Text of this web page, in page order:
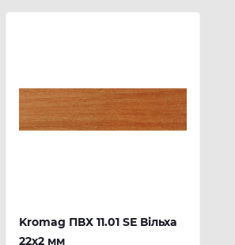
Kromag ПВХ 11.01 SЕ Вільха
22х2 мм